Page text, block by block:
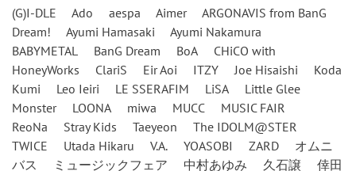
(G)I-DLE Ado aespa Aimer
ARGONAVIS from BanG
Dream!
Ayumi Hamasaki
Ayumi Nakamura
BABYMETAL
BanG Dream BoA
CHiCO with
HoneyWorks
ClariS Eir Aoi ITZY Joe Hisaishi
Koda
Kumi
Leo Ieiri LE SSERAFIM LiSA
Little Glee
Monster
LOONA miwa MUCC
MUSIC FAIR
ReoNa
Stray Kids Taeyeon
The IDOLM@STER
TWICE
Utada Hikaru V.A. YOASOBI ZARD
オムニ
バス
ミュージックフェア 中村あゆみ 久石譲
倖田